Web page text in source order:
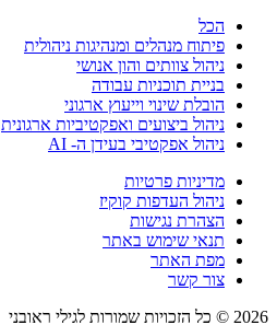
הכל
פיתוח מנהלים ומנהיגות ניהולית
ניהול צוותים והון אנושי
בניית תוכניות עבודה
הובלת שינוי וייעוץ ארגוני
ניהול ביצועים ואפקטיביות ארגונית
ניהול אפקטיבי בעידן ה- AI
מדיניות פרטיות
ניהול העדפות קוקיז
הצהרת נגישות
תנאי שימוש באתר
מפת האתר
צור קשר
2026 © כל הזכויות שמורות לגילי ראובני